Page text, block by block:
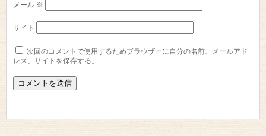
メール ※
サイト
次回のコメントで使用するためブラウザーに自分の名前、メールアド
レス、サイトを保存する。